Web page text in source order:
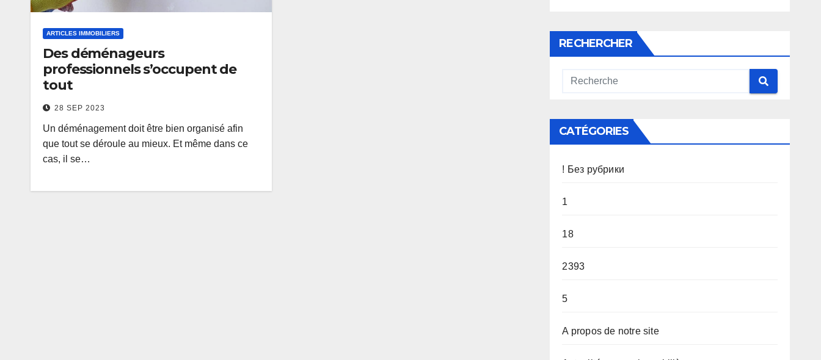
ARTICLES IMMOBILIERS
Des déménageurs
professionnels s’occupent de
tout
28 SEP 2023
Un déménagement doit être bien organisé afin
que tout se déroule au mieux. Et même dans ce
cas, il se…
RECHERCHER
CATÉGORIES
! Без рубрики
1
18
2393
5
A propos de notre site